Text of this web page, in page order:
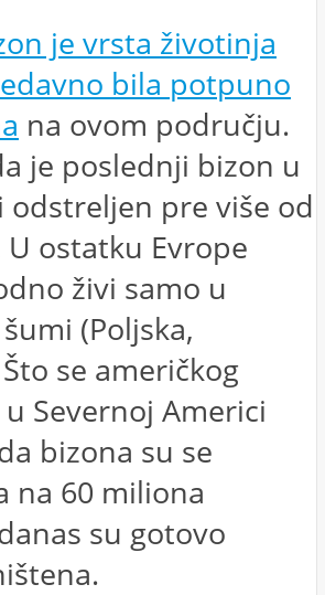
je vrsta životinja
bila potpuno
na ovom području.
je poslednji bizon u
odstreljen pre više od
ostatku Evrope
živi samo u
(Poljska,
se američkog
Severnoj Americi
bizona su se
na 60 miliona
su gotovo